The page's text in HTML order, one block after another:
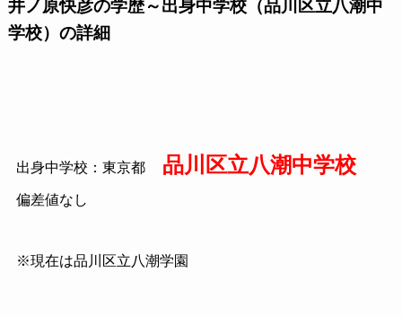
井ノ原快彦の学歴～出身中学校（品川区立八潮中
学校）の詳細
出身中学校：東京都 品川区立八潮中学校
偏差値なし
※現在は品川区立八潮学園